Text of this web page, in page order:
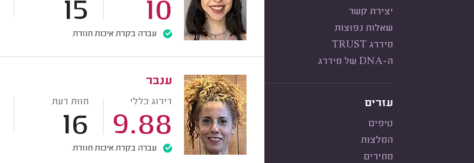
יצירת קשר
שאלות נפוצות
מידרג TRUST
ה-DNA של מידרג
עזרים
טיפים
המלצות
מחירים
10
15
עברה בקרת איכות חוזרת
ענבר
דירוג כללי
9.88
חוות דעת
16
עברה בקרת איכות חוזרת